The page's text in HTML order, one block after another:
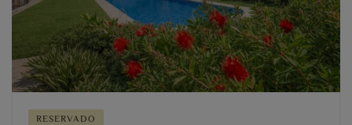
RESERVADO